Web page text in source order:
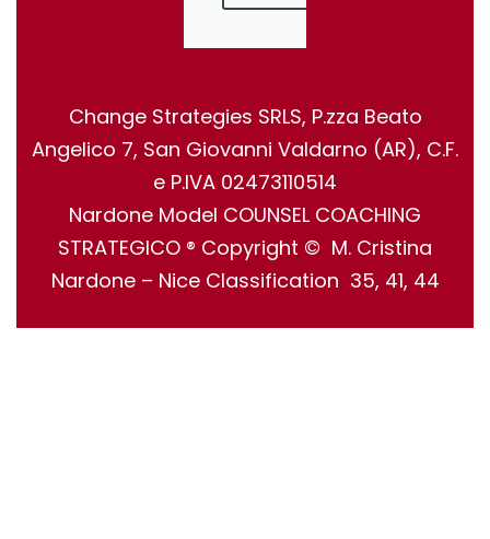
Change Strategies SRLS, P.zza Beato
Angelico 7, San Giovanni Valdarno (AR), C.F.
e P.IVA 02473110514
Nardone Model COUNSEL COACHING
STRATEGICO ® Copyright © M. Cristina
Nardone – Nice Classification 35, 41, 44